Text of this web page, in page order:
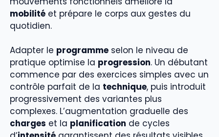
mobilité et prépare le corps aux gestes du
quotidien.
Adapter le programme selon le niveau de
pratique optimise la progression. Un débutant
commence par des exercices simples avec un
contrôle parfait de la technique, puis introduit
progressivement des variantes plus
complexes. L’augmentation graduelle des
charges et la planification de cycles